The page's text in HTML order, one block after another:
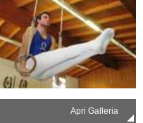
Apri Galleria